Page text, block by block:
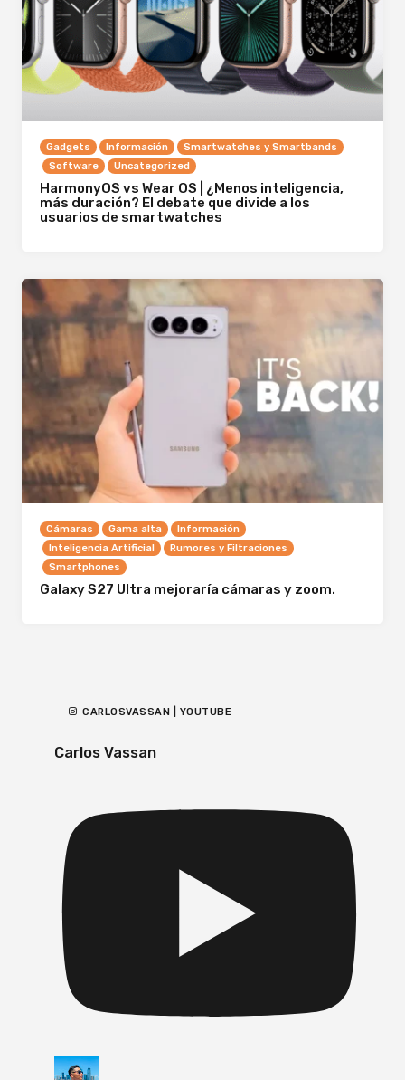
Gadgets Información
Smartwatches y Smartbands
Software
Uncategorized
HarmonyOS vs Wear OS | ¿Menos inteligencia,
más duración? El debate que divide a los
usuarios de smartwatches
Cámaras Gama alta
Información
Inteligencia Artificial
Rumores y Filtraciones
Smartphones
Galaxy S27 Ultra mejoraría cámaras y zoom.
CARLOSVASSAN | YOUTUBE
Carlos Vassan